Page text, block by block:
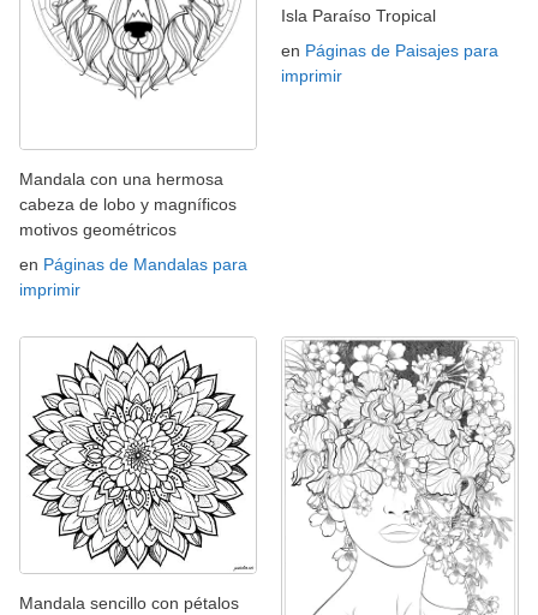
Mandala con una hermosa
cabeza de lobo y magníficos
motivos geométricos
en Páginas de Mandalas para
imprimir
Isla Paraíso Tropical
en Páginas de Paisajes para
imprimir
Mandala sencillo con pétalos